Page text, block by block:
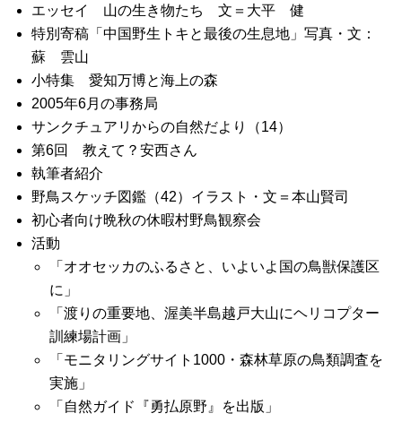
エッセイ 山の生き物たち 文＝大平 健
特別寄稿「中国野生トキと最後の生息地」写真・文：
蘇 雲山
小特集 愛知万博と海上の森
2005年6月の事務局
サンクチュアリからの自然だより（14）
第6回 教えて？安西さん
執筆者紹介
野鳥スケッチ図鑑（42）イラスト・文＝本山賢司
初心者向け晩秋の休暇村野鳥観察会
活動
「オオセッカのふるさと、いよいよ国の鳥獣保護区
に」
「渡りの重要地、渥美半島越戸大山にヘリコプター
訓練場計画」
「モニタリングサイト1000・森林草原の鳥類調査を
実施」
「自然ガイド『勇払原野』を出版」